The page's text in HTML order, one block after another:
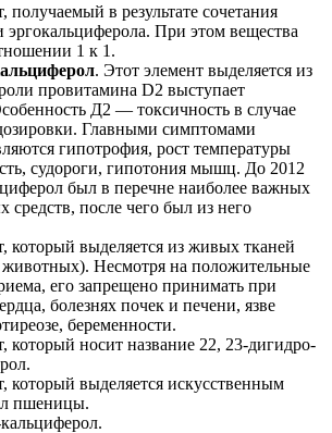
получаемый в результате сочетания
эргокальциферола. При этом вещества
1 к 1.
. Этот элемент выделяется из
провитамина D2 выступает
Д2 — токсичность в случае
Главными симптомами
гипотрофия, рост температуры
судороги, гипотония мышц. До 2012
был в перечне наиболее важных
средств, после чего был из него
который выделяется из живых тканей
животных). Несмотря на положительные
его запрещено принимать при
болезнях почек и печени, язве
беременности.
который носит название 22, 23-дигидро-
который выделяется искусственным
пшеницы.